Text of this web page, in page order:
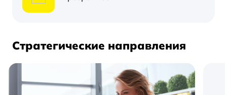
Стратегические направления